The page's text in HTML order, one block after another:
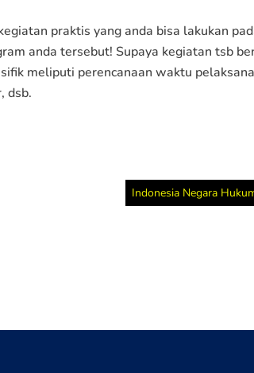
praktis yang anda bisa lakukan
anda tersebut! Supaya kegiatan tsb
meliputi perencanaan waktu
dsb.
Indonesia Negara